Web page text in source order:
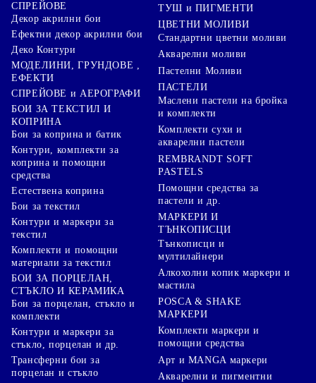
СПРЕЙОВЕ
Декор акрилни бои
Ефектни декор акрилни бои
Деко Контури
МОДЕЛИНИ, ГРУНДОВЕ ,
ЕФЕКТИ
СПРЕЙОВЕ и АЕРОГРАФИ
БОИ ЗА ТЕКСТИЛ И
КОПРИНА
Бои за коприна и батик
Контури, комплекти за
коприна и помощни
средства
Естествена коприна
Бои за текстил
Контури и маркери за
текстил
Комплекти и помощни
материали за текстил
БОИ ЗА ПОРЦЕЛАН,
СТЪКЛО И КЕРАМИКА
Бои за порцелан, стъкло и
комплекти
Контури и маркери за
стъкло, порцелан и др.
Трансферни бои за
порцелан и стъкло
ТУШ и ПИГМЕНТИ
ЦВЕТНИ МОЛИВИ
Стандартни цветни моливи
Акварелни моливи
Пастелни Моливи
ПАСТЕЛИ
Маслени пастели на бройка
и комплекти
Комплекти сухи и
акварелни пастели
REMBRANDT SOFT
PASTELS
Помощни средства за
пастели и др.
МАРКЕРИ И
ТЪНКОПИСЦИ
Тънкописци и
мултилайнери
Алкохолни копик маркери и
мастила
POSCA & SHAKE
МАРКЕРИ
Комплекти маркери и
помощни средства
Арт и MANGA маркери
Акварелни и пигментни